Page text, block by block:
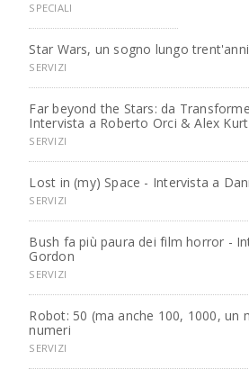
SPECIALI
Star Wars, un sogno lungo trent'anni
SERVIZI
Far beyond the Stars: da
Intervista a Roberto Orci & Alex
SERVIZI
Lost in (my) Space - Intervista a
SERVIZI
Bush fa più paura dei film horror -
Gordon
SERVIZI
Robot: 50 (ma anche 100, 1000, un
numeri
SERVIZI